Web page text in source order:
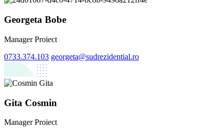
Georgeta Bobe
Manager Proiect
0733.374.103 georgeta@sudrezidential.ro
Gita Cosmin
Manager Proiect